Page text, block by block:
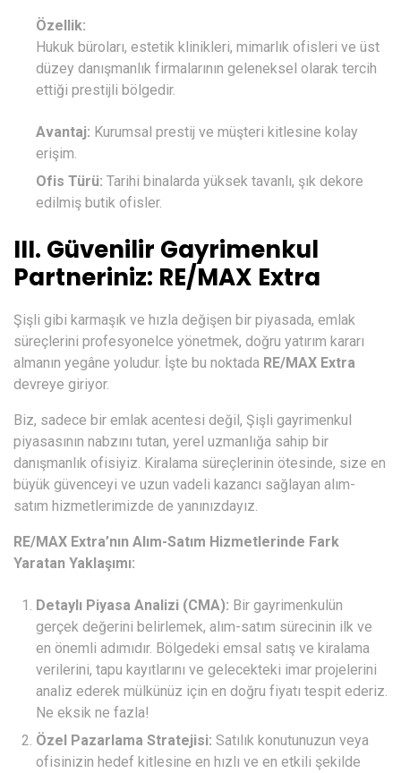
Özellik:
Hukuk büroları, estetik klinikleri, mimarlık ofisleri ve üst
düzey danışmanlık firmalarının geleneksel olarak tercih
ettiği prestijli bölgedir.
Avantaj: Kurumsal prestij ve müşteri kitlesine kolay
erişim.
Ofis Türü: Tarihi binalarda yüksek tavanlı, şık dekore
edilmiş butik ofisler.
III. Güvenilir Gayrimenkul
Partneriniz: RE/MAX Extra
Şişli gibi karmaşık ve hızla değişen bir piyasada, emlak
süreçlerini profesyonelce yönetmek, doğru yatırım kararı
almanın yegâne yoludur. İşte bu noktada RE/MAX Extra
devreye giriyor.
Biz, sadece bir emlak acentesi değil, Şişli gayrimenkul
piyasasının nabzını tutan, yerel uzmanlığa sahip bir
danışmanlık ofisiyiz. Kiralama süreçlerinin ötesinde, size en
büyük güvenceyi ve uzun vadeli kazancı sağlayan alım-
satım hizmetlerimizde de yanınızdayız.
RE/MAX Extra’nın Alım-Satım Hizmetlerinde Fark
Yaratan Yaklaşımı:
Detaylı Piyasa Analizi (CMA): Bir gayrimenkulün
gerçek değerini belirlemek, alım-satım sürecinin ilk ve
en önemli adımıdır. Bölgedeki emsal satış ve kiralama
verilerini, tapu kayıtlarını ve gelecekteki imar projelerini
analiz ederek mülkünüz için en doğru fiyatı tespit ederiz.
Ne eksik ne fazla!
Özel Pazarlama Stratejisi: Satılık konutunuzun veya
ofisinizin hedef kitlesine en hızlı ve en etkili şekilde